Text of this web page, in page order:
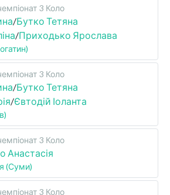
3 Коло
/Бутко Тетяна
/Приходько Ярослава
3 Коло
/Бутко Тетяна
/Євтодій Іоланта
3 Коло
Анастасія
(Суми)
3 Коло